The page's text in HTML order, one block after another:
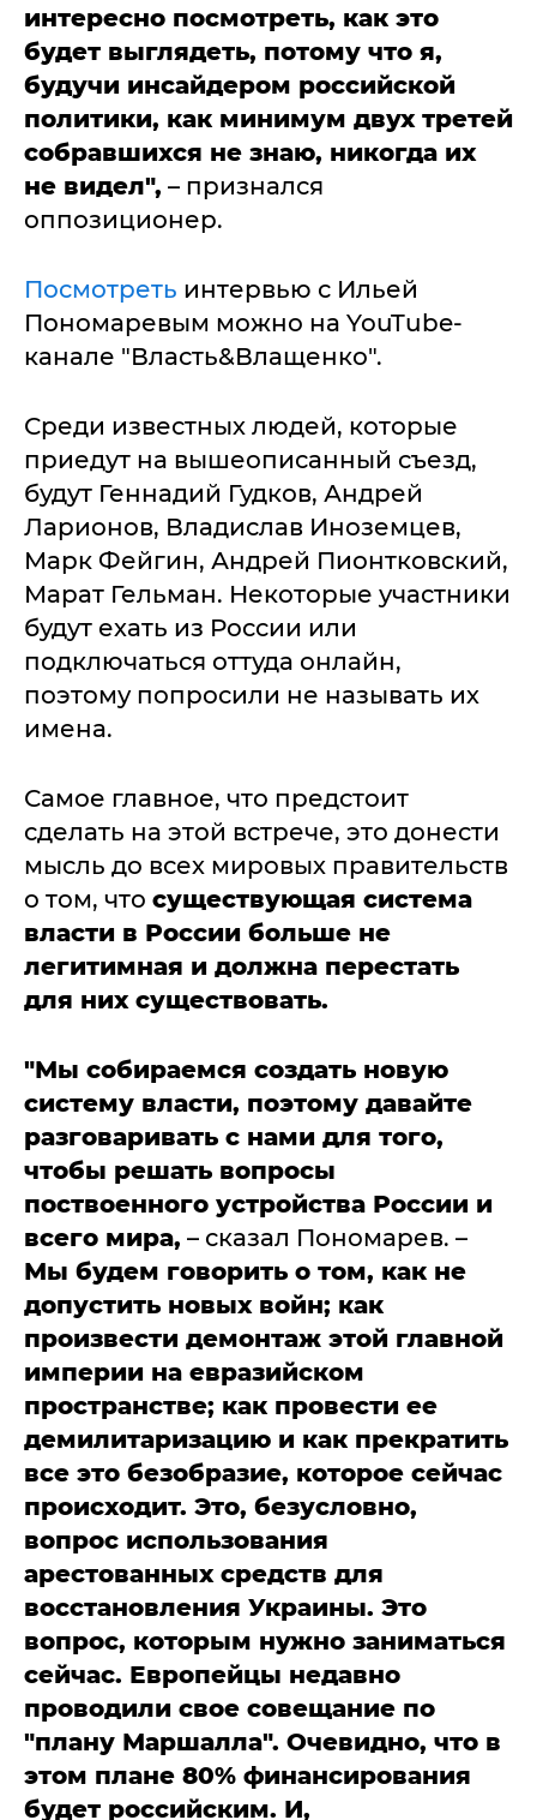
интересно посмотреть, как это
будет выглядеть, потому что я,
будучи инсайдером российской
политики, как минимум двух третей
собравшихся не знаю, никогда их
не видел", – признался
оппозиционер.
Посмотреть интервью с Ильей
Пономаревым можно на YouTube-
канале "Власть&Влащенко".
Среди известных людей, которые
приедут на вышеописанный съезд,
будут Геннадий Гудков, Андрей
Ларионов, Владислав Иноземцев,
Марк Фейгин, Андрей Пионтковский,
Марат Гельман. Некоторые участники
будут ехать из России или
подключаться оттуда онлайн,
поэтому попросили не называть их
имена.
Самое главное, что предстоит
сделать на этой встрече, это донести
мысль до всех мировых правительств
о том, что существующая система
власти в России больше не
легитимная и должна перестать
для них существовать.
"Мы собираемся создать новую
систему власти, поэтому давайте
разговаривать с нами для того,
чтобы решать вопросы
поствоенного устройства России и
всего мира, – сказал Пономарев. –
Мы будем говорить о том, как не
допустить новых войн; как
произвести демонтаж этой главной
империи на евразийском
пространстве; как провести ее
демилитаризацию и как прекратить
все это безобразие, которое сейчас
происходит. Это, безусловно,
вопрос использования
арестованных средств для
восстановления Украины. Это
вопрос, которым нужно заниматься
сейчас. Европейцы недавно
проводили свое совещание по
"плану Маршалла". Очевидно, что в
этом плане 80% финансирования
будет российским. И,